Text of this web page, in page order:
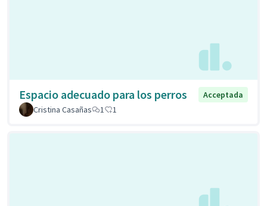
Espacio adecuado para los perros
Acceptada
Cristina Casañas
1 1